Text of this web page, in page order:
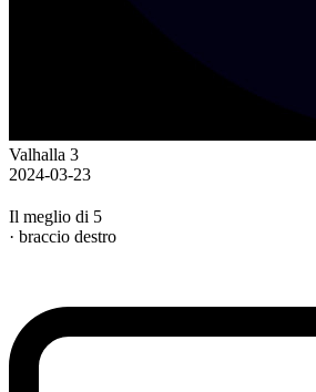
Valhalla 3
2024-03-23
Il meglio di 5
· braccio destro